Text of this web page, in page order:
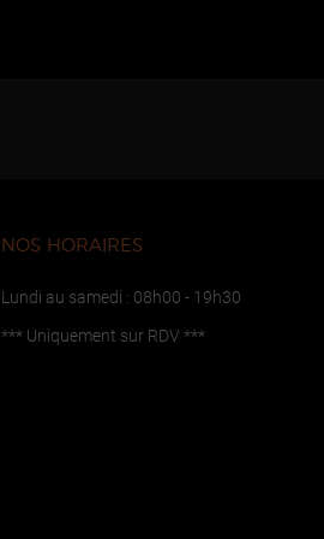
NOS HORAIRES
Lundi au samedi : 08h00 - 19h30
*** Uniquement sur RDV ***